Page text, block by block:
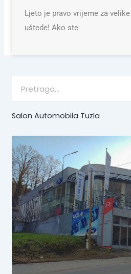
Ljeto je pravo vrijeme za
uštede! Ako ste
Salon Automobila Tuzla